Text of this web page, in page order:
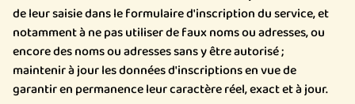
de leur saisie dans le formulaire d'inscription du service, et
notamment à ne pas utiliser de faux noms ou adresses, ou
encore des noms ou adresses sans y être autorisé ;
maintenir à jour les données d'inscriptions en vue de
garantir en permanence leur caractère réel, exact et à jour.